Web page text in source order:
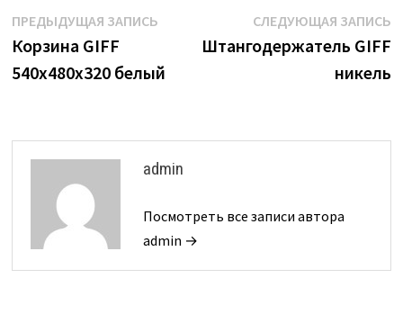
Навигация
по
ПРЕДЫДУЩАЯ ЗАПИСЬПредыдущая
запись:
Корзина GIFF
540х480х320 белый
СЛЕДУЮЩАЯ ЗАПИСЬ
Штангодержатель GIFF
никель
admin
Посмотреть все записи автора
admin →